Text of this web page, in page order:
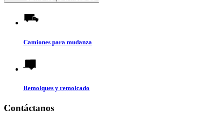
Camiones para mudanza
Remolques y remolcado
Contáctanos